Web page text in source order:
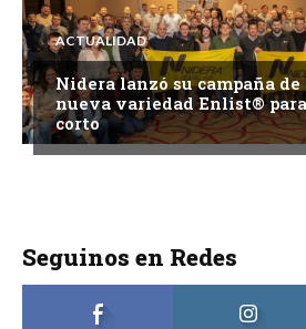
ACTUALIDAD
Nidera lanzó su campaña de
nueva variedad Enlist®
corto
Seguinos en Redes